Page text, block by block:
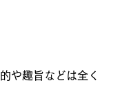
や趣旨などは全く